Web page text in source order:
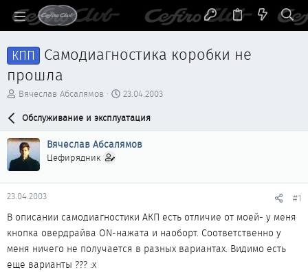
КПП
Самодиагностика коробки не
прошла
А
р
т
м
ы
Вячеслав Абсалямов
Д
т
н
а
23.04.2003
Обслуживание и эксплуатация
Вячеслав Абсалямов
Цефирядник
23.04.2003 #1
В описании самодиагностики АКП есть отличие от моей- у меня
кнопка овердрайва ON-нажата и наоборт. Соответственно у
меня ничего не получается в разных вариантах. Видимо есть
еще варианты ??? :x